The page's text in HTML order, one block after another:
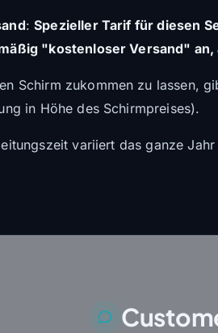
:Spezieller Tarif für diesen
"kostenloser Versand"
Schirm zukommen zu lassen,
in Höhe des Schirmpreises).
variiert das ganze